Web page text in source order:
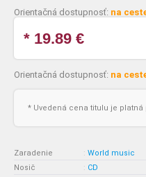
Orientačná dostupnosť: na
* 19.89 €
Orientačná dostupnosť: na
* Uvedená cena titulu je platná
Zaradenie : World music
Nosič
: CD